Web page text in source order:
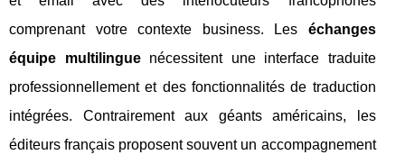
comprenant votre contexte business. Les échanges
équipe multilinguenécessitent une interface traduite
professionnellement et des fonctionnalités de traduction
intégrées. Contrairement aux géants américains, les
éditeurs français proposent souvent un accompagnement